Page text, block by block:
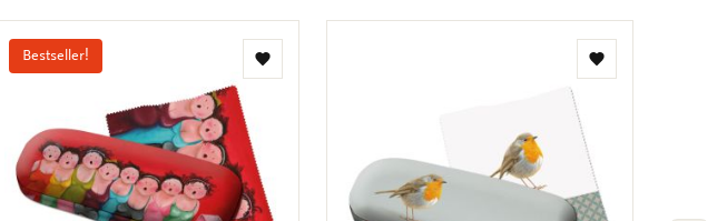
Bestseller!
Toevoegen
Toevoegen